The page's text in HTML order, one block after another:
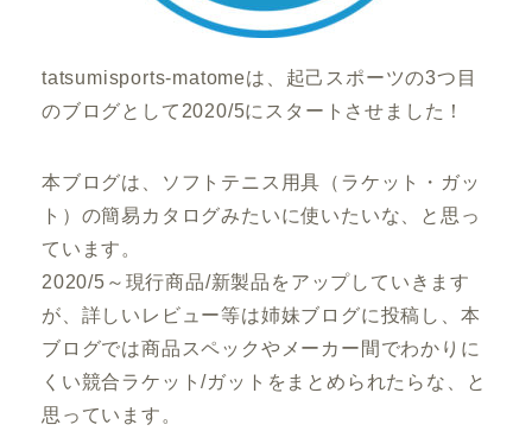
tatsumisports-matomeは、起己スポーツの3つ目
のブログとして2020/5にスタートさせました！
本ブログは、ソフトテニス用具（ラケット・ガッ
ト）の簡易カタログみたいに使いたいな、と思っ
ています。
2020/5～現行商品/新製品をアップしていきます
が、詳しいレビュー等は姉妹ブログに投稿し、本
ブログでは商品スペックやメーカー間でわかりに
くい競合ラケット/ガットをまとめられたらな、と
思っています。